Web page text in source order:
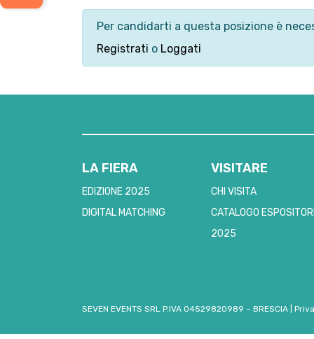
Per candidarti a questa posizione è
Registrati o Loggati
LA FIERA
EDIZIONE 2025
DIGITAL MATCHING
VISITARE
CHI VISITA
CATALOGO
2025
SEVEN EVENTS SRL P.IVA 04529820989 – BRESCIA